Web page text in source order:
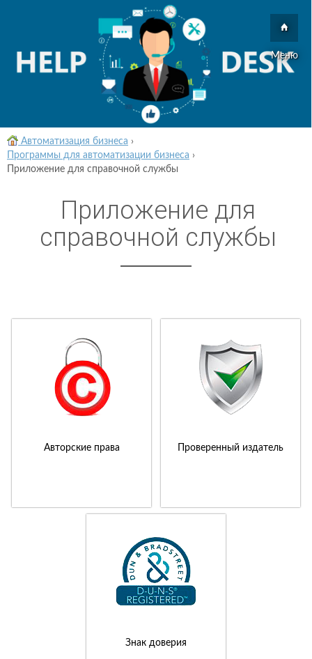
Меню
Автоматизация бизнеса ›
Программы для автоматизации бизнеса ›
Приложение для справочной службы
Приложение для
справочной службы
Авторские права Проверенный издатель
Знак доверия